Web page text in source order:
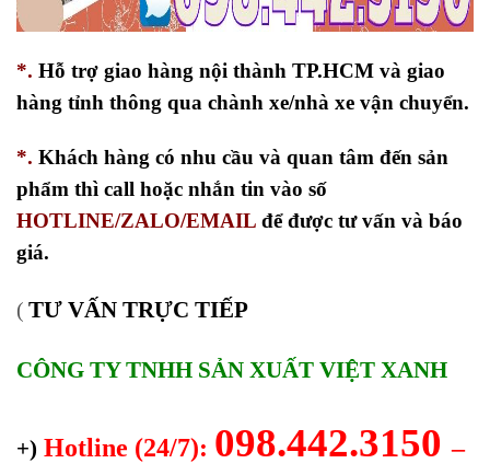
*. Hỗ trợ giao hàng nội thành TP.HCM và giao
hàng tỉnh thông qua chành xe/nhà xe vận chuyển.
*. Khách hàng có nhu cầu và quan tâm đến sản
phẩm thì call hoặc nhắn tin vào số
HOTLINE/ZALO/EMAIL để được tư vấn và báo
giá.
( TƯ VẤN TRỰC TIẾP
CÔNG TY TNHH SẢN XUẤT VIỆT XANH
+) Hotline (24/7): 098.442.3150–